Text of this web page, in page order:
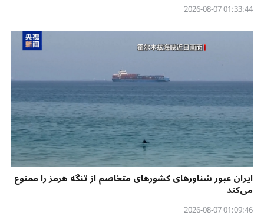
01:33:44 2026-08-07
ایران عبور شناورهای کشورهای متخاصم از تنگه هرمز را ممنوع
می‌کند
01:09:46 2026-08-07